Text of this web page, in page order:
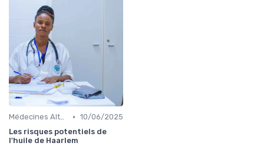
Médecines Alternatives • 10/06/2025
Les risques potentiels de
l'huile de Haarlem